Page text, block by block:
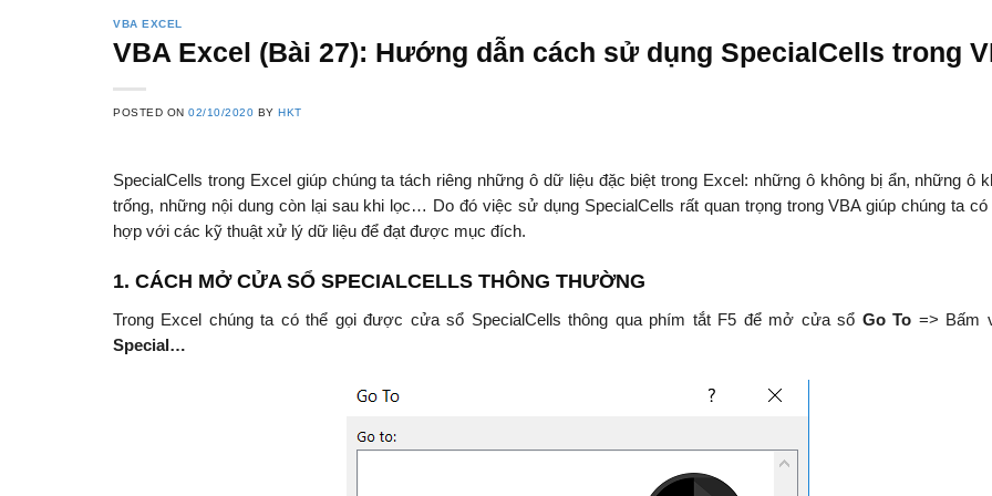
VBA EXCEL
VBA Excel (Bài 27): Hướng dẫn cách sử dụng SpecialCells trong
POSTED ON02/10/2020 BYHKT
SpecialCells trong Excel giúp chúng ta tách riêng những ô dữ liệu đặc biệt trong Excel: những ô không bị ẩn, những ô
trống, những nội dung còn lại sau khi lọc… Do đó việc sử dụng SpecialCells rất quan trọng trong VBA giúp chúng ta có
hợp với các kỹ thuật xử lý dữ liệu để đạt được mục đích.
1. CÁCH MỞ CỬA SỔ SPECIALCELLS THÔNG THƯỜNG
Trong Excel chúng ta có thể gọi được cửa sổ SpecialCells thông qua phím tắt F5 để mở cửa sổ Go To => Bấm
Special…